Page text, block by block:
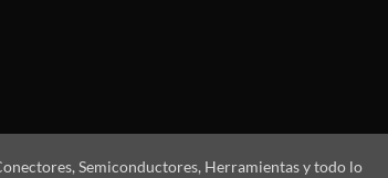
Semiconductores, Herramientas y todo lo